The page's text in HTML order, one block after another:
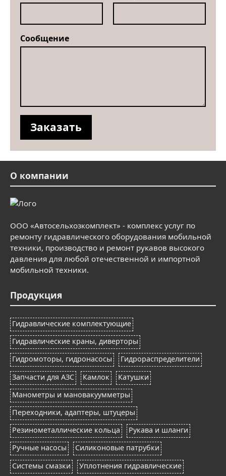
Сообщение
О компании
ООО «Автосельхозкомплект» - комплекс услуг по
ремонту гидравлического оборудования мобильной
техники, производство и ремонт рукавов высокого
давления для любой отечественной и импортной
мобильной техники.
Продукция
Гидравлические комплектующие
Гидравлические краны, диверторы
Гидромоторы, гидронасосы
Гидрораспределители
Запчасти для АЗС
Камлок
Катушки
Манометры и мановакуумметры
Переходники, адаптеры, штуцеры
Резинометаллические кольца
Рукава и шланги
Ручные насосы
Силиконовые патрубки
Системы смазки
Уплотнения гидравлические